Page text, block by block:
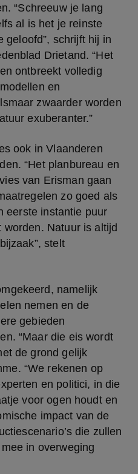
“Schreeuw je lang
al is het je reinste
geloofd”, schrijft hij in
Drietand. “Het
ontbreekt volledig
en
zwaarder worden
exuberanter.”
ook in Vlaanderen
“Het planbureau en
van Erisman gaan
zo goed als
eerste instantie puur
Natuur is altijd
stelt
namelijk
nemen en de
gebieden
“Maar die eis wordt
de grond gelijk
“We rekenen op
en politici, in die
voor ogen houdt en
impact van de
die zullen
in overweging